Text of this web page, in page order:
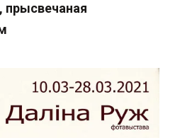
прысвечаная